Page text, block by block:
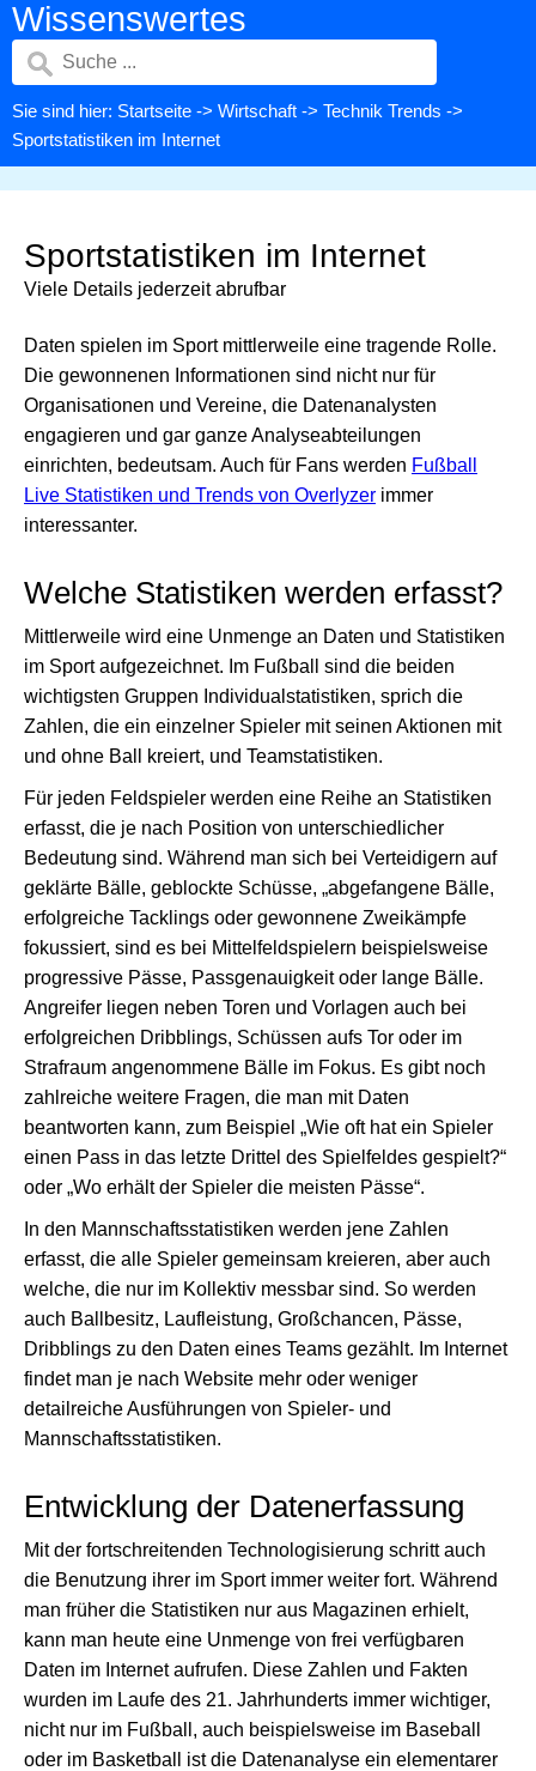
Wissenswertes
Sie sind hier: Startseite -> Wirtschaft -> Technik Trends ->
Sportstatistiken im Internet
Sportstatistiken im Internet
Viele Details jederzeit abrufbar
Daten spielen im Sport mittlerweile eine tragende Rolle.
Die gewonnenen Informationen sind nicht nur für
Organisationen und Vereine, die Datenanalysten
engagieren und gar ganze Analyseabteilungen
einrichten, bedeutsam. Auch für Fans werden Fußball
Live Statistiken und Trends von Overlyzer immer
interessanter.
Welche Statistiken werden erfasst?
Mittlerweile wird eine Unmenge an Daten und Statistiken
im Sport aufgezeichnet. Im Fußball sind die beiden
wichtigsten Gruppen Individualstatistiken, sprich die
Zahlen, die ein einzelner Spieler mit seinen Aktionen mit
und ohne Ball kreiert, und Teamstatistiken.
Für jeden Feldspieler werden eine Reihe an Statistiken
erfasst, die je nach Position von unterschiedlicher
Bedeutung sind. Während man sich bei Verteidigern auf
geklärte Bälle, geblockte Schüsse, „abgefangene Bälle,
erfolgreiche Tacklings oder gewonnene Zweikämpfe
fokussiert, sind es bei Mittelfeldspielern beispielsweise
progressive Pässe, Passgenauigkeit oder lange Bälle.
Angreifer liegen neben Toren und Vorlagen auch bei
erfolgreichen Dribblings, Schüssen aufs Tor oder im
Strafraum angenommene Bälle im Fokus. Es gibt noch
zahlreiche weitere Fragen, die man mit Daten
beantworten kann, zum Beispiel „Wie oft hat ein Spieler
einen Pass in das letzte Drittel des Spielfeldes gespielt?“
oder „Wo erhält der Spieler die meisten Pässe“.
In den Mannschaftsstatistiken werden jene Zahlen
erfasst, die alle Spieler gemeinsam kreieren, aber auch
welche, die nur im Kollektiv messbar sind. So werden
auch Ballbesitz, Laufleistung, Großchancen, Pässe,
Dribblings zu den Daten eines Teams gezählt. Im Internet
findet man je nach Website mehr oder weniger
detailreiche Ausführungen von Spieler- und
Mannschaftsstatistiken.
Entwicklung der Datenerfassung
Mit der fortschreitenden Technologisierung schritt auch
die Benutzung ihrer im Sport immer weiter fort. Während
man früher die Statistiken nur aus Magazinen erhielt,
kann man heute eine Unmenge von frei verfügbaren
Daten im Internet aufrufen. Diese Zahlen und Fakten
wurden im Laufe des 21. Jahrhunderts immer wichtiger,
nicht nur im Fußball, auch beispielsweise im Baseball
oder im Basketball ist die Datenanalyse ein elementarer